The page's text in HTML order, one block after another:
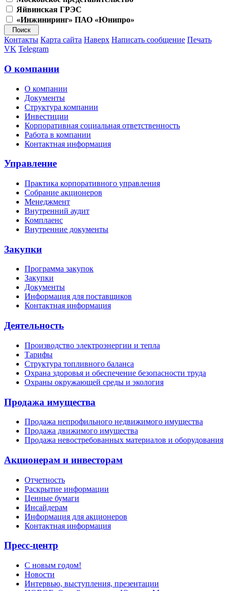
Яйвинская ГРЭС
«Инжиниринг» ПАО «Юнипро»
Контакты Карта сайта Наверх Написать сообщение Печать
VK Telegram
О компании
О компании
Документы
Структура компании
Инвестиции
Корпоративная социальная ответственность
Работа в компании
Контактная информация
Управление
Практика корпоративного управления
Собрание акционеров
Менеджмент
Внутренний аудит
Комплаенс
Внутренние документы
Закупки
Программа закупок
Закупки
Документы
Информация для поставщиков
Контактная информация
Деятельность
Производство электроэнергии и тепла
Тарифы
Структура топливного баланса
Охрана здоровья и обеспечение безопасности труда
Охраны окружающей среды и экология
Продажа имущества
Продажа непрофильного недвижимого имущества
Продажа движимого имущества
Продажа невостребованных материалов и оборудования
Акционерам и инвесторам
Отчетность
Раскрытие информации
Ценные бумаги
Инсайдерам
Информация для акционеров
Контактная информация
Пресс-центр
С новым годом!
Новости
Интервью, выступления, презентации